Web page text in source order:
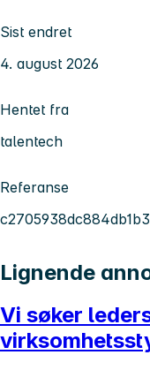
Sist endret
4. august 2026
Hentet fra
talentech
Referanse
Lignende
Vi søker